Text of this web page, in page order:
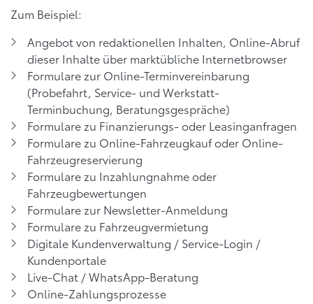
Zum Beispiel:
Angebot von redaktionellen Inhalten, Online-Abruf
dieser Inhalte über marktübliche Internetbrowser
Formulare zur Online-Terminvereinbarung
(Probefahrt, Service- und Werkstatt-
Terminbuchung, Beratungsgespräche)
Formulare zu Finanzierungs- oder Leasinganfragen
Formulare zu Online-Fahrzeugkauf oder Online-
Fahrzeugreservierung
Formulare zu Inzahlungnahme oder
Fahrzeugbewertungen
Formulare zur Newsletter-Anmeldung
Formulare zu Fahrzeugvermietung
Digitale Kundenverwaltung / Service-Login /
Kundenportale
Live-Chat / WhatsApp-Beratung
Online-Zahlungsprozesse